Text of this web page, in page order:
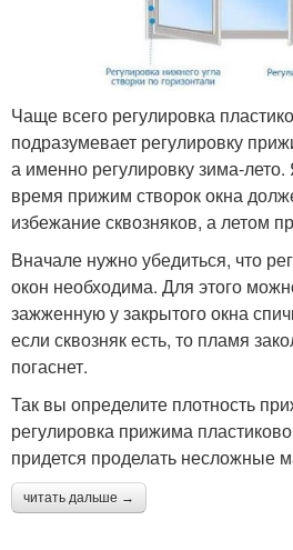
Чаще всего регулировка
подразумевает регулировку
а именно регулировку зима-
время прижим створок окна
избежание сквозняков, а летом
Вначале нужно убедиться, что
окон необходима. Для этого
зажженную у закрытого окна
если сквозняк есть, то пламя
погаснет.
Так вы определите плотность
регулировка прижима
придется проделать несложные
читать дальше →